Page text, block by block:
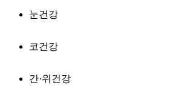
눈건강
코건강
간·위건강